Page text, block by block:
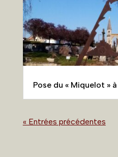
Pose du « Miquelot »
« Entrées précédentes